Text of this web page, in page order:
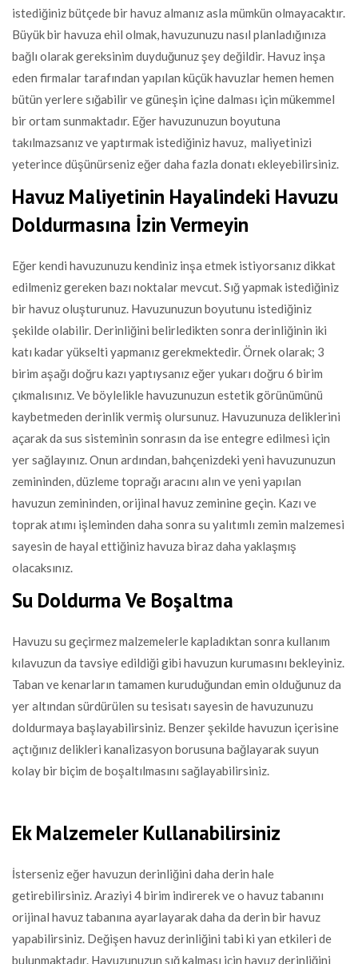
istediğiniz bütçede bir havuz almanız asla mümkün olmayacaktır.
Büyük bir havuza ehil olmak, havuzunuzu nasıl planladığınıza
bağlı olarak gereksinim duyduğunuz şey değildir. Havuz inşa
eden firmalar tarafından yapılan küçük havuzlar hemen hemen
bütün yerlere sığabilir ve güneşin içine dalması için mükemmel
bir ortam sunmaktadır. Eğer havuzunuzun boyutuna
takılmazsanız ve yaptırmak istediğiniz havuz, maliyetinizi
yeterince düşünürseniz eğer daha fazla donatı ekleyebilirsiniz.
Havuz Maliyetinin Hayalindeki Havuzu
Doldurmasına İzin Vermeyin
Eğer kendi havuzunuzu kendiniz inşa etmek istiyorsanız dikkat
edilmeniz gereken bazı noktalar mevcut. Sığ yapmak istediğiniz
bir havuz oluşturunuz. Havuzunuzun boyutunu istediğiniz
şekilde olabilir. Derinliğini belirledikten sonra derinliğinin iki
katı kadar yükselti yapmanız gerekmektedir. Örnek olarak; 3
birim aşağı doğru kazı yaptıysanız eğer yukarı doğru 6 birim
çıkmalısınız. Ve böylelikle havuzunuzun estetik görünümünü
kaybetmeden derinlik vermiş olursunuz. Havuzunuza deliklerini
açarak da sus sisteminin sonrasın da ise entegre edilmesi için
yer sağlayınız. Onun ardından, bahçenizdeki yeni havuzunuzun
zemininden, düzleme toprağı aracını alın ve yeni yapılan
havuzun zemininden, orijinal havuz zeminine geçin. Kazı ve
toprak atımı işleminden daha sonra su yalıtımlı zemin malzemesi
sayesin de hayal ettiğiniz havuza biraz daha yaklaşmış
olacaksınız.
Su Doldurma Ve Boşaltma
Havuzu su geçirmez malzemelerle kapladıktan sonra kullanım
kılavuzun da tavsiye edildiği gibi havuzun kurumasını bekleyiniz.
Taban ve kenarların tamamen kuruduğundan emin olduğunuz da
yer altından sürdürülen su tesisatı sayesin de havuzunuzu
doldurmaya başlayabilirsiniz. Benzer şekilde havuzun içerisine
açtığınız delikleri kanalizasyon borusuna bağlayarak suyun
kolay bir biçim de boşaltılmasını sağlayabilirsiniz.
Ek Malzemeler Kullanabilirsiniz
İsterseniz eğer havuzun derinliğini daha derin hale
getirebilirsiniz. Araziyi 4 birim indirerek ve o havuz tabanını
orijinal havuz tabanına ayarlayarak daha da derin bir havuz
yapabilirsiniz. Değişen havuz derinliğini tabi ki yan etkileri de
bulunmaktadır. Havuzunuzun sığ kalması için havuz derinliğini